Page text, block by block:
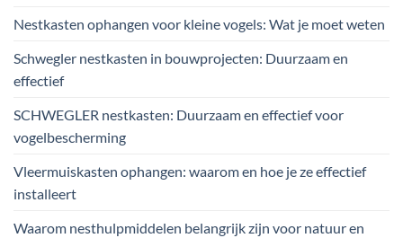
Nestkasten ophangen voor kleine vogels: Wat je moet weten
Schwegler nestkasten in bouwprojecten: Duurzaam en
effectief
SCHWEGLER nestkasten: Duurzaam en effectief voor
vogelbescherming
Vleermuiskasten ophangen: waarom en hoe je ze effectief
installeert
Waarom nesthulpmiddelen belangrijk zijn voor natuur en